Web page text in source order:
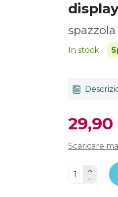
In stock
Scaricare